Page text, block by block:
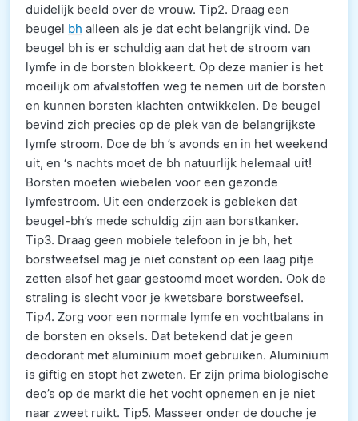
duidelijk beeld over de vrouw. Tip2. Draag een
beugel bh alleen als je dat echt belangrijk vind. De
beugel bh is er schuldig aan dat het de stroom van
lymfe in de borsten blokkeert. Op deze manier is het
moeilijk om afvalstoffen weg te nemen uit de borsten
en kunnen borsten klachten ontwikkelen. De beugel
bevind zich precies op de plek van de belangrijkste
lymfe stroom. Doe de bh ’s avonds en in het weekend
uit, en ‘s nachts moet de bh natuurlijk helemaal uit!
Borsten moeten wiebelen voor een gezonde
lymfestroom. Uit een onderzoek is gebleken dat
beugel-bh’s mede schuldig zijn aan borstkanker.
Tip3. Draag geen mobiele telefoon in je bh, het
borstweefsel mag je niet constant op een laag pitje
zetten alsof het gaar gestoomd moet worden. Ook de
straling is slecht voor je kwetsbare borstweefsel.
Tip4. Zorg voor een normale lymfe en vochtbalans in
de borsten en oksels. Dat betekend dat je geen
deodorant met aluminium moet gebruiken. Aluminium
is giftig en stopt het zweten. Er zijn prima biologische
deo’s op de markt die het vocht opnemen en je niet
naar zweet ruikt. Tip5. Masseer onder de douche je